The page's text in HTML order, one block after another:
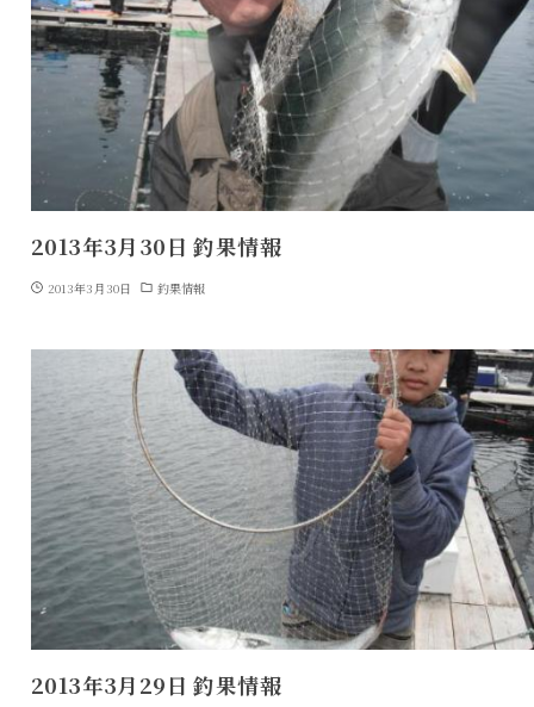
2013年3月30日 釣果情報
2013年3月30日 釣果情報
2013年3月29日 釣果情報